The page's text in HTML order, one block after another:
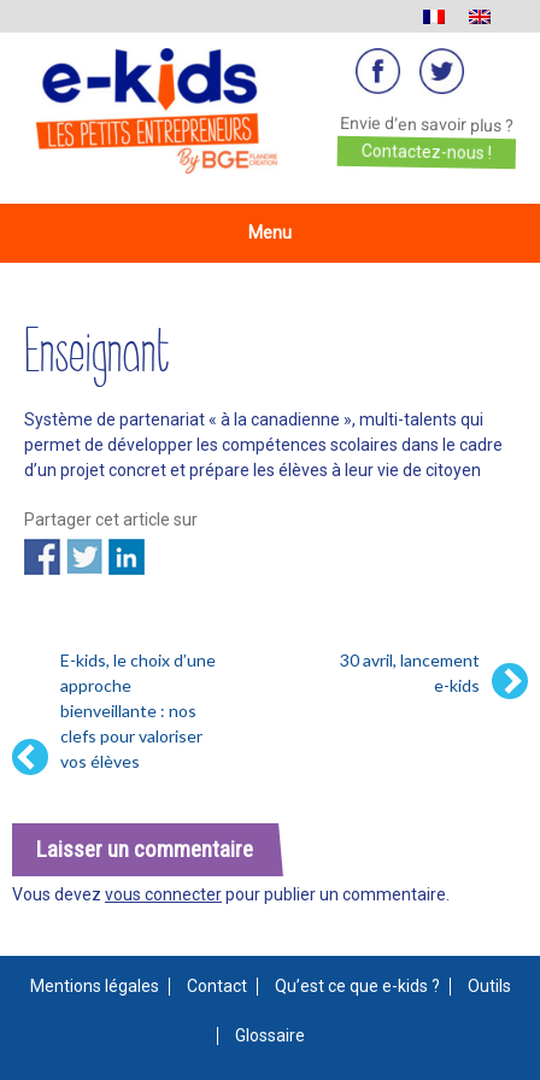
Envie d’en savoir plus ?
Contactez-nous !
Menu
Enseignant
Système de partenariat « à la canadienne », multi-talents qui
permet de développer les compétences scolaires dans le cadre
d’un projet concret et prépare les élèves à leur vie de citoyen
Partager cet article sur
E-kids, le choix d’une
approche
bienveillante : nos
clefs pour valoriser
vos élèves
30 avril, lancement
e-kids
Laisser un commentaire
Vous devez vous connecterpour publier un commentaire.
Mentions légales Contact Qu’est ce que e-kids ? Outils
Glossaire